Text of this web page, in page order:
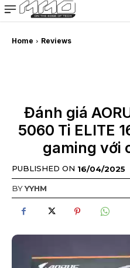
MMOSITE -
Bài viết nổi bật
Home Reviews
Đánh giá
5060 Ti ELITE
gaming với
PUBLISHED ON 16/04/2025
BYYYHM